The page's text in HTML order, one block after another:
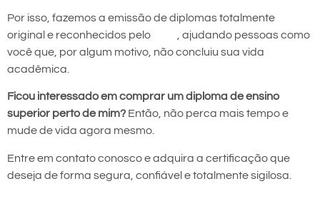
Por isso, fazemos a emissão de diplomas totalmente
original e reconhecidos pelo
, ajudando pessoas como
você que, por algum motivo, não concluiu sua vida
acadêmica.
Ficou interessado em comprar um diploma de ensino
superior perto de mim? Então, não perca mais tempo e
mude de vida agora mesmo.
Entre em contato conosco e adquira a certificação que
deseja de forma segura, confiável e totalmente sigilosa.